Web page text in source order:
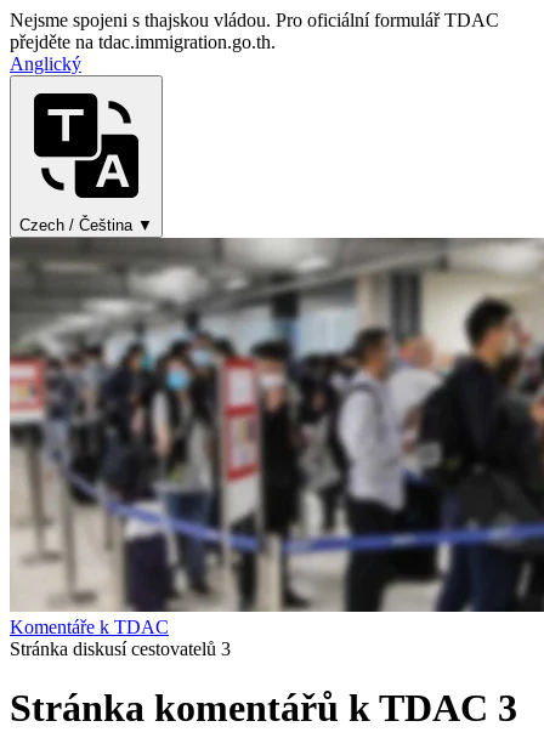
Nejsme spojeni s thajskou vládou. Pro oficiální formulář TDAC
přejděte na tdac.immigration.go.th.
Anglický
Czech / Čeština ▼
Komentáře k TDAC
Stránka diskusí cestovatelů 3
Stránka komentářů k TDAC 3